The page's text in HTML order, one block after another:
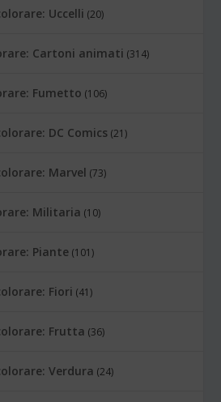
Uccelli (20)
Cartoni animati (314)
Fumetto (106)
DC Comics (21)
Marvel (73)
Militaria (10)
Piante (101)
Fiori (41)
Frutta (36)
Verdura (24)